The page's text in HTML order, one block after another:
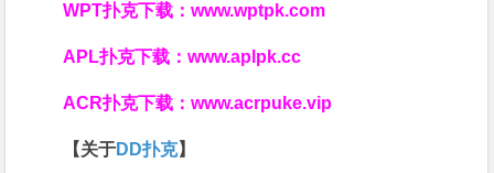
WPT扑克下载：www.wptpk.com
APL扑克下载：www.aplpk.cc
ACR扑克下载：www.acrpuke.vip
【关于DD扑克】